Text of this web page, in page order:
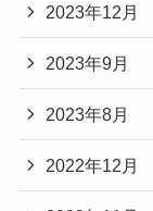
2023年12月
2023年9月
2023年8月
2022年12月